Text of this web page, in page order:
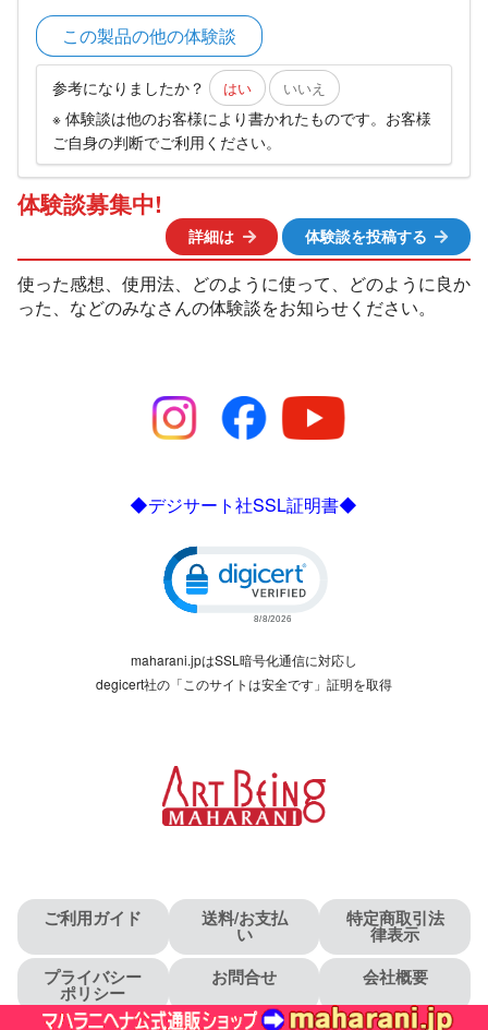
この製品の他の体験談
参考になりましたか？ はい いいえ
※ 体験談は他のお客様により書かれたものです。お客様
ご自身の判断でご利用ください。
体験談募集中!
体験談を投稿する
詳細は
使った感想、使用法、どのように使って、どのように良か
った、などのみなさんの体験談をお知らせください。
◆デジサート社SSL証明書◆
maharani.jpはSSL暗号化通信に対応し
degicert社の「このサイトは安全です」証明を取得
ご利用ガイド 送料/お支払
い
特定商取引法
律表示
プライバシー
ポリシー
お問合せ 会社概要